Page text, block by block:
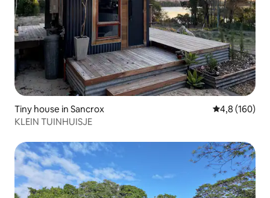
Tiny house in Sancrox Gemiddelde
4,8 (160)
KLEIN TUINHUISJE